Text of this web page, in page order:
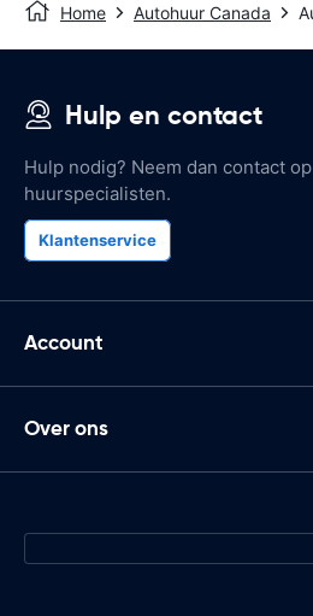
Home Autohuur Canada
Hulp en contact
Hulp nodig? Neem dan contact
huurspecialisten.
Klantenservice
Account
Over ons